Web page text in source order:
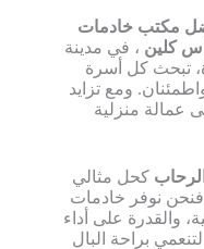
مكتب خادمات
كلين ، في مدينة
تبحث كل أسرة
ومع تزايد
عمالة منزلية
كحل مثالي
فنحن نوفر خادمات
والقدرة على أداء
براحة البال